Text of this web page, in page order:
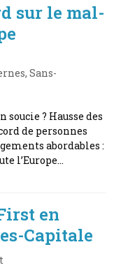
sur le mal-
,Sans-
soucie ? Hausse des
de personnes
abordables :
l’Europe…
en
Capitale